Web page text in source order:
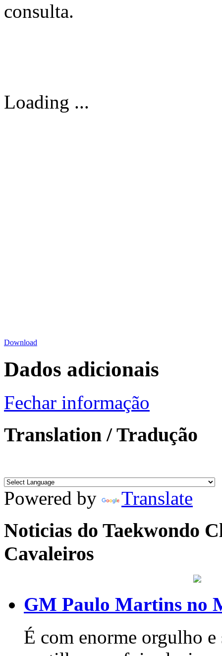
consulta.
Loading ...
Download
Dados adicionais
Fechar informação
Translation / Tradução
Powered by Translate
Noticias do Taekwondo
Cavaleiros
GM Paulo Martins no
É com enorme orgulho